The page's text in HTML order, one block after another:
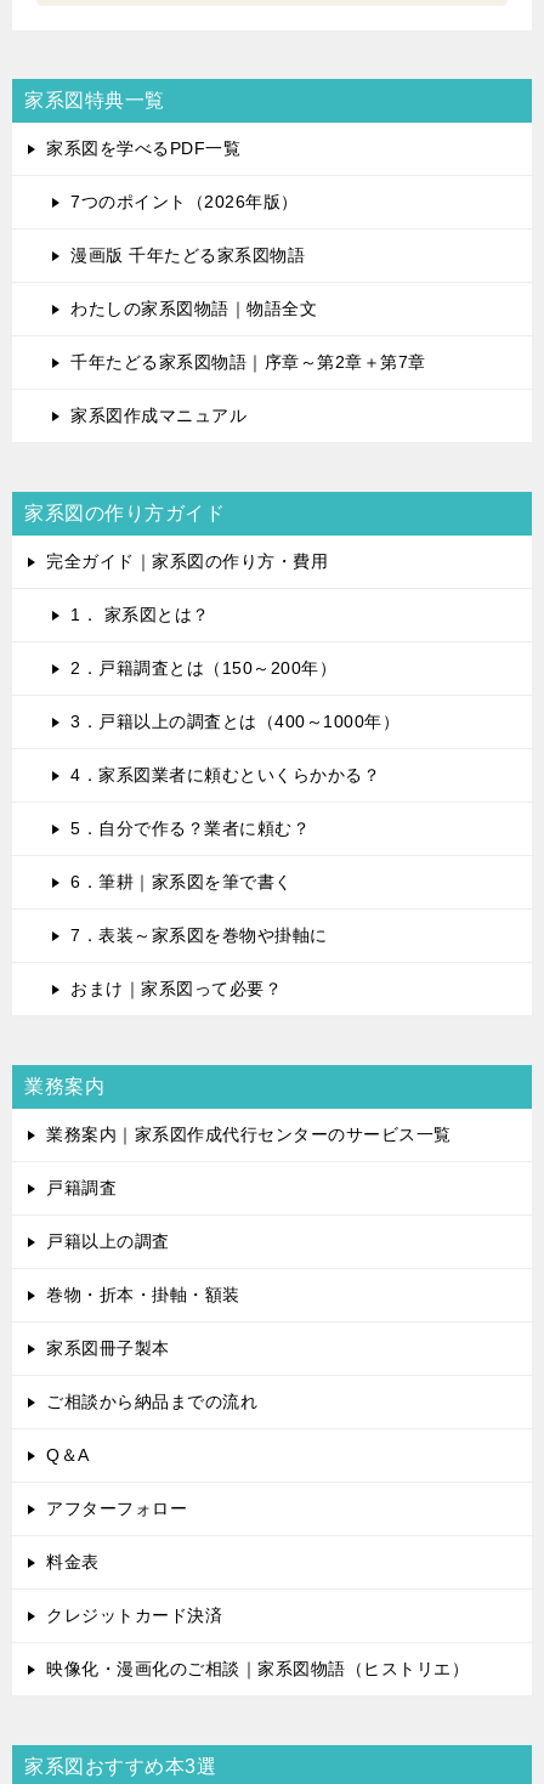
家系図特典一覧
家系図を学べるPDF一覧
7つのポイント（2026年版）
漫画版 千年たどる家系図物語
わたしの家系図物語｜物語全文
千年たどる家系図物語｜序章～第2章＋第7章
家系図作成マニュアル
家系図の作り方ガイド
完全ガイド｜家系図の作り方・費用
1． 家系図とは？
2．戸籍調査とは（150～200年）
3．戸籍以上の調査とは（400～1000年）
4．家系図業者に頼むといくらかかる？
5．自分で作る？業者に頼む？
6．筆耕｜家系図を筆で書く
7．表装～家系図を巻物や掛軸に
おまけ｜家系図って必要？
業務案内
業務案内｜家系図作成代行センターのサービス一覧
戸籍調査
戸籍以上の調査
巻物・折本・掛軸・額装
家系図冊子製本
ご相談から納品までの流れ
Q＆A
アフターフォロー
料金表
クレジットカード決済
映像化・漫画化のご相談｜家系図物語（ヒストリエ）
家系図おすすめ本3選